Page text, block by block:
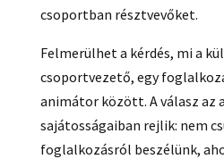
csoportban résztvevőket.
Felmerülhet a kérdés, mi a
csoportvezető, egy
animátor között. A válasz az
sajátosságaiban rejlik: nem
foglalkozásról beszélünk,